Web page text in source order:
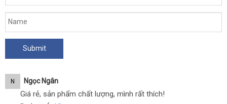
N Ngọc Ngân
Giá rẻ, sản phẩm chất lượng, mình rất thích!